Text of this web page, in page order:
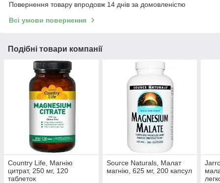
Повернення товару впродовж 14 днів за домовленістю
Всі умови повернення
Подібні товари компанії
Country Life, Магнію
цитрат, 250 мг, 120
таблеток
Source Naturals, Малат
магнію, 625 мг, 200 капсул